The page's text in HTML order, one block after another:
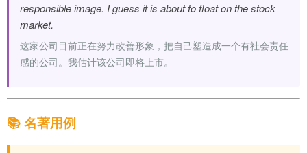
responsible image. I guess it is about to float on the stock
market.
这家公司目前正在努力改善形象，把自己塑造成一个有社会责任
感的公司。我估计该公司即将上市。
📚 名著用例